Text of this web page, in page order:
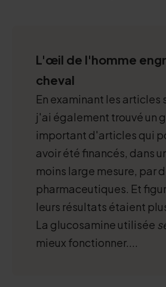
L'œil de l'homme
cheval
En examinant les articles
j'ai également trouvé un
important d'articles qui
avoir été financés, dans
moins large mesure, par
pharmaceutiques. Et
leurs résultats étaient
La glucosamine utilisée
mieux fonctionner....